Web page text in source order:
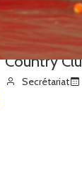
(Geneva
Maccabi)
Country
Secrétariat